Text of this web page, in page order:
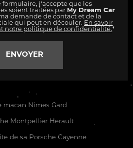
formulaire, j'accepte que les
soient traitées par My Dream Car
demande de contact et de la
qui peut en découler. En savoir
notre politique de confidentialité.*
macan Nîmes Gard
Montpellier Herault
de sa Porsche Cayenne